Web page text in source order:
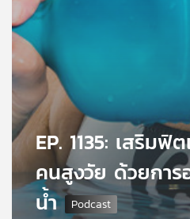
เรา
เครือ
ข่าย
วิทยุ
ไทย
พี
บี
เอส
EP. 1135: เสริมฟิ
คนสูงวัย ด้วยการ
น้ำ